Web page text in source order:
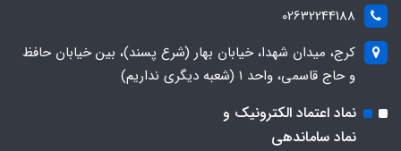
02632244188
کرج، میدان شهدا، خیابان بهار (شرع پسند)، بین خیابان حافظ
و حاج قاسمی، واحد ۱ (شعبه دیگری نداریم)
نماد اعتماد الکترونیک و
نماد ساماندهی